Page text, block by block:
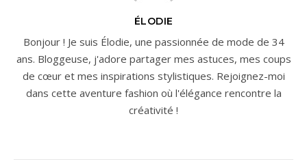
ÉLODIE
Bonjour ! Je suis Élodie, une passionnée de mode de 34
ans. Bloggeuse, j'adore partager mes astuces, mes coups
de cœur et mes inspirations stylistiques. Rejoignez-moi
dans cette aventure fashion où l'élégance rencontre la
créativité !